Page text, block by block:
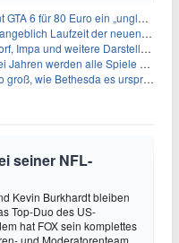
Euro ein „unglaubliches Schnäppchen“
der neuen Gameplay-Präsentation
weitere Darsteller sollen feststehen
werden alle Spiele gestreamt
wie Bethesda es ursprünglich wollte
seiner NFL-
Kevin Burkhardt bleiben
Top-Duo des US-
hat FOX sein komplettes
und Moderatorenteam